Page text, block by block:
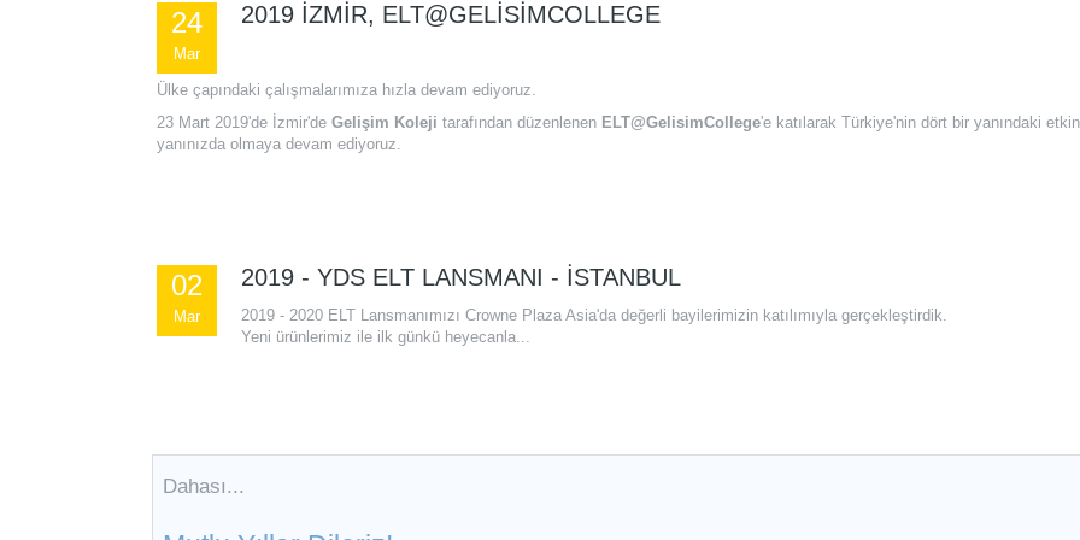
24
Mar
2019 İZMIR, ELT@GELISIMCOLLEGE
Ülke çapındaki çalışmalarımıza hızla devam ediyoruz.
23 Mart 2019'de İzmir'de Gelişim Koleji tarafından düzenlenen ELT@GelisimCollege'e katılarak Türkiye'nin dört bir yanındaki
yanınızda olmaya devam ediyoruz.
02
Mar
2019 - YDS ELT LANSMANI - İSTANBUL
2019 - 2020 ELT Lansmanımızı Crowne Plaza Asia'da değerli bayilerimizin katılımıyla gerçekleştirdik.
Yeni ürünlerimiz ile ilk günkü heyecanla...
Dahası...